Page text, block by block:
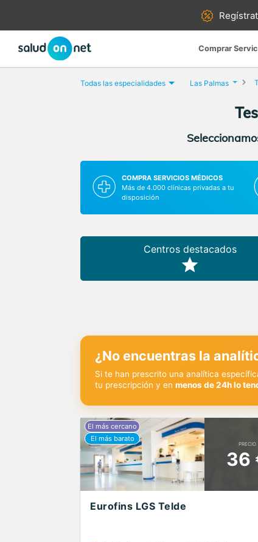
Comprar
Todas las especialidades Las Palmas
COMPRA SERVICIOS MÉDICOS
Más de 4.000 clínicas privadas a tu
disposición
Centros destacados
¿No encuentras la
Si te han prescrito una analítica
tu prescripción y en menos de 24h lo
PRECIO
36
Eurofins LGS Telde